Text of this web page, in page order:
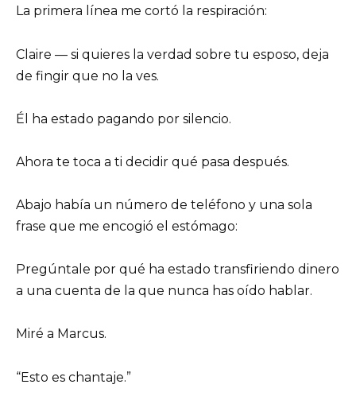
La primera línea me cortó la respiración:
Claire — si quieres la verdad sobre tu esposo, deja
de fingir que no la ves.
Él ha estado pagando por silencio.
Ahora te toca a ti decidir qué pasa después.
Abajo había un número de teléfono y una sola
frase que me encogió el estómago:
Pregúntale por qué ha estado transfiriendo dinero
a una cuenta de la que nunca has oído hablar.
Miré a Marcus.
“Esto es chantaje.”